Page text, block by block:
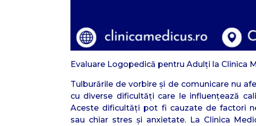
Evaluare Logopedică pentru Adulți la Clinica
Tulburările de vorbire și de comunicare nu
cu diverse dificultăți care le influențează
Aceste dificultăți pot fi cauzate de factori
sau chiar stres și anxietate. La Clinica